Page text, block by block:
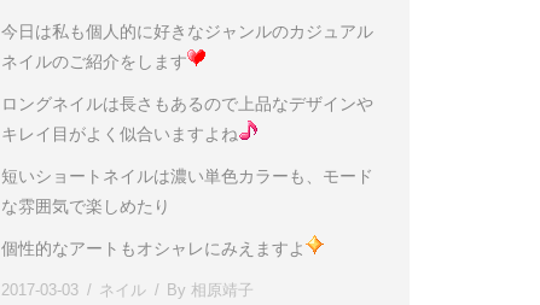
今日は私も個人的に好きなジャンルのカジュアル
ネイルのご紹介をします
ロングネイルは長さもあるので上品なデザインや
キレイ目がよく似合いますよね
短いショートネイルは濃い単色カラーも、モード
な雰囲気で楽しめたり
個性的なアートもオシャレにみえますよ
2017-03-03 ネイル By 相原靖子